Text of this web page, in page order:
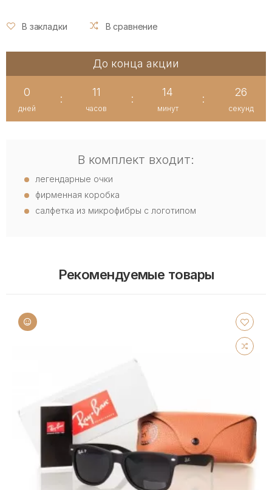
В закладки В сравнение
До конца акции
0
дней
:
11
часов
:
14
минут
:
26
секунд
В комплект входит:
легендарные очки
фирменная коробка
салфетка из микрофибры с логотипом
Рекомендуемые товары